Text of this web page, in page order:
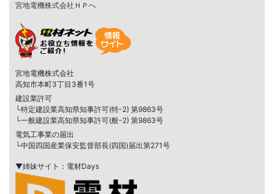
宮地電機株式会社ＨＰへ
宮地電機株式会社
高知市本町3丁目3番1号
建設業許可
└特定建設業高知県知事許可(特-2) 第9863号
└一般建設業高知県知事許可(般-2) 第9863号
電気工事業の届出
└中国四国産業保安監督部長(四国)届出第271号
▼姉妹サイト：電材Days